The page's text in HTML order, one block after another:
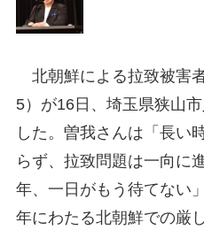
北朝鮮による拉致被害
5）が16日、埼玉県狭山
した。曽我さんは「長い
らず、拉致問題は一向に
年、一日がもう待てない
年にわたる北朝鮮での厳